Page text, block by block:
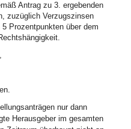
Antrag zu 3. ergebenden
zuzüglich Verzugszinsen
Prozentpunkten über dem
nur dann
Herausgeber im gesamten